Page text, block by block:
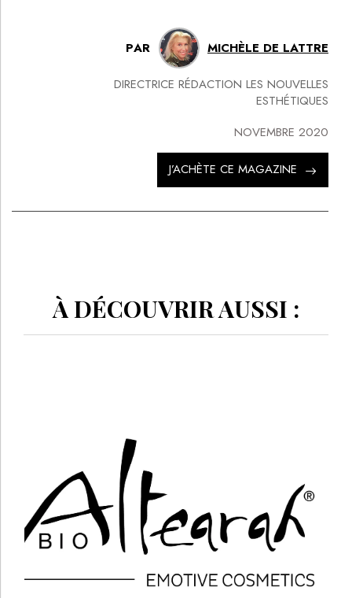
PAR MICHÈLE DE LATTRE
DIRECTRICE RÉDACTION LES NOUVELLES
ESTHÉTIQUES
NOVEMBRE 2020
J’ACHÈTE CE MAGAZINE
À DÉCOUVRIR AUSSI :